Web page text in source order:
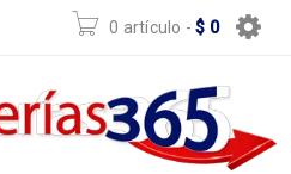
0 artículo - $ 0